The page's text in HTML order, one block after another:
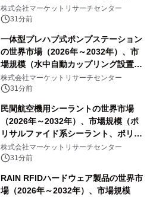
ン発電機セット、風力タービン、太陽
光発電機セット、その他）・分析レポ
株式会社マーケットリサーチセンター
31分前
一体型プレハブ式ポンプステーション
の世界市場（2026年～2032年）、市
場規模（水中自動カップリング設置、
陸上設置）・分析レポートを発表
株式会社マーケットリサーチセンター
31分前
民間航空機用シーラントの世界市場
（2026年～2032年）、市場規模（ポ
リサルファイド系シーラント、ポリチ
オエーテル系シーラント、シリコーン
系シーラント、その他）・分析レポー
株式会社マーケットリサーチセンター
31分前
RAIN RFIDハードウェア製品の世界市
場（2026年～2032年）、市場規模